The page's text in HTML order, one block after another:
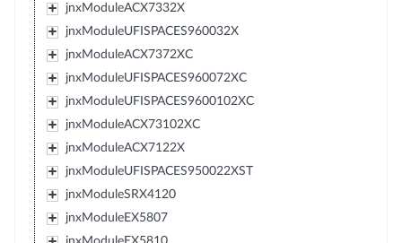
jnxModuleACX7332X
jnxModuleUFISPACES960032X
jnxModuleACX7372XC
jnxModuleUFISPACES960072XC
jnxModuleUFISPACES9600102XC
jnxModuleACX73102XC
jnxModuleACX7122X
jnxModuleUFISPACES950022XST
jnxModuleSRX4120
jnxModuleEX5807